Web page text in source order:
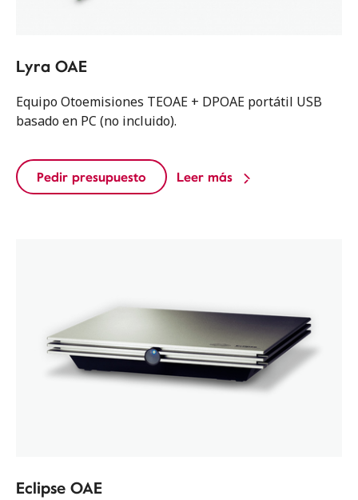
Lyra OAE
Equipo Otoemisiones TEOAE + DPOAE portátil USB
basado en PC (no incluido).
Pedir presupuesto Leer más
Eclipse OAE